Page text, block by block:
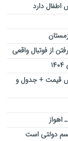
دارد
از فوتبال واقعی
چهارشنبه ۱۰تیر ۱۴۰۵/ افزایش قیمت + جدول و
دولتی است